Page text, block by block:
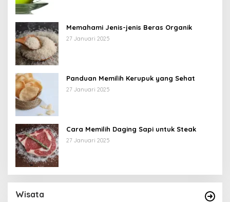
Memahami Jenis-jenis Beras Organik
27 Januari 2025
Panduan Memilih Kerupuk yang Sehat
27 Januari 2025
Cara Memilih Daging Sapi untuk Steak
27 Januari 2025
Wisata